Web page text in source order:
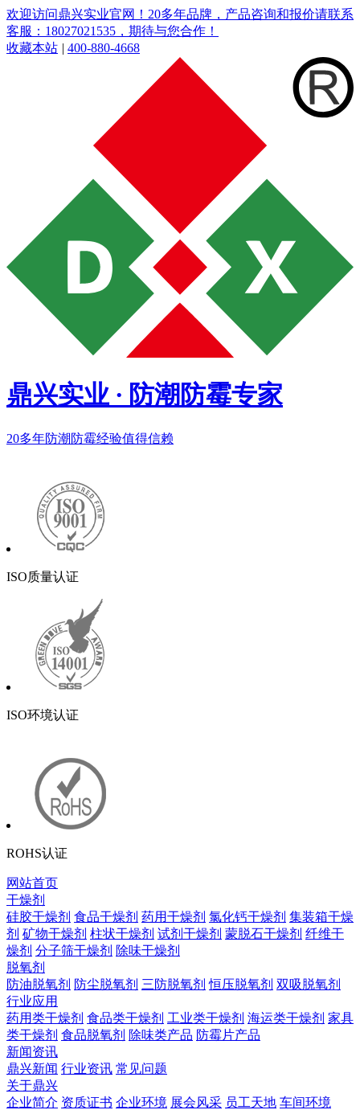
欢迎访问鼎兴实业官网！20多年品牌，产品咨询和报价请联系
客服：18027021535，期待与您合作！
收藏本站 | 400-880-4668
鼎兴实业 · 防潮防霉专家
20多年防潮防霉经验值得信赖
ISO质量认证
ISO环境认证
ROHS认证
网站首页
干燥剂
硅胶干燥剂 食品干燥剂 药用干燥剂 氯化钙干燥剂 集装箱干燥
剂 矿物干燥剂 柱状干燥剂 试剂干燥剂 蒙脱石干燥剂 纤维干
燥剂 分子筛干燥剂 除味干燥剂
脱氧剂
防油脱氧剂 防尘脱氧剂 三防脱氧剂 恒压脱氧剂 双吸脱氧剂
行业应用
药用类干燥剂 食品类干燥剂 工业类干燥剂 海运类干燥剂 家具
类干燥剂 食品脱氧剂 除味类产品 防霉片产品
新闻资讯
鼎兴新闻 行业资讯 常见问题
关于鼎兴
企业简介 资质证书 企业环境 展会风采 员工天地 车间环境